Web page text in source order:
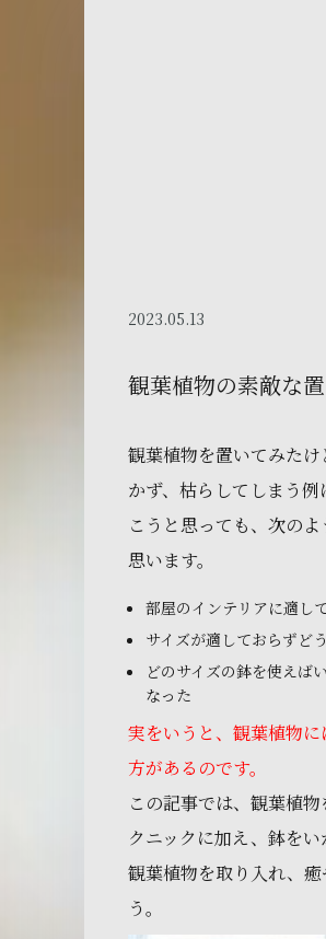
2023.05.13
観葉植物の素敵な
観葉植物を置いてみた
かず、枯らしてしまう
こうと思っても、次の
思います。
部屋のインテリアに適し
サイズが適しておらずど
どのサイズの鉢を使えば
なった
実をいうと、観葉植物
方があるのです。
この記事では、観葉植
クニックに加え、鉢をい
観葉植物を取り入れ、
う。